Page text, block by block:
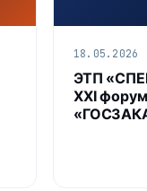
18.05.2026
ЭТП
XXI